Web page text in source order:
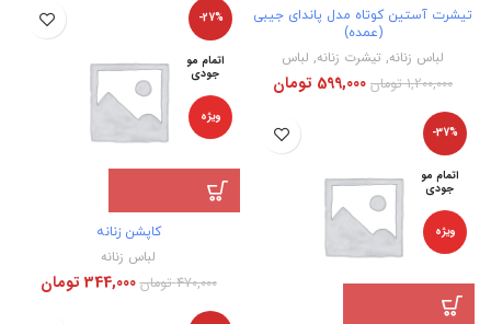
تیشرت آستین کوتاه مدل پاندای جیبی
(عمده)
لباس زنانه, تیشرت زنانه, لباس
1,200,000 تومان 599,000 تومان
-27%
اتمام مو
جودی
ویژه
کاپشن زنانه
لباس زنانه
470,000 تومان 344,000 تومان
-37%
اتمام مو
جودی
ویژه